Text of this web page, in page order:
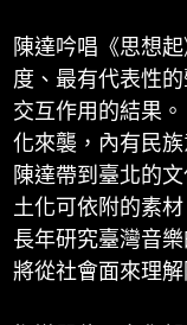
陳達吟唱《思想
度、最有代表性
交互作用的結果
化來襲，內有民
陳達帶到臺北的
土化可依附的素材
長年研究臺灣音
將從社會面來理